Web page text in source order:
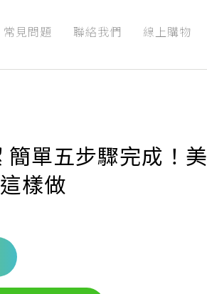
常見問題 聯絡我們 線上購物
簡單五步驟完成！美
樣做